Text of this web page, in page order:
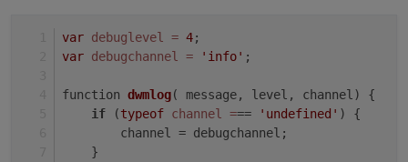
sich ja der Typ geändert hat.
! CU
var debuglevel = 4;
var debugchannel = 'info' ;
function dwmlog( message, level, channel)
{
if (typeof channel === 'undefined' ) {
        channel = debugchannel;
    }